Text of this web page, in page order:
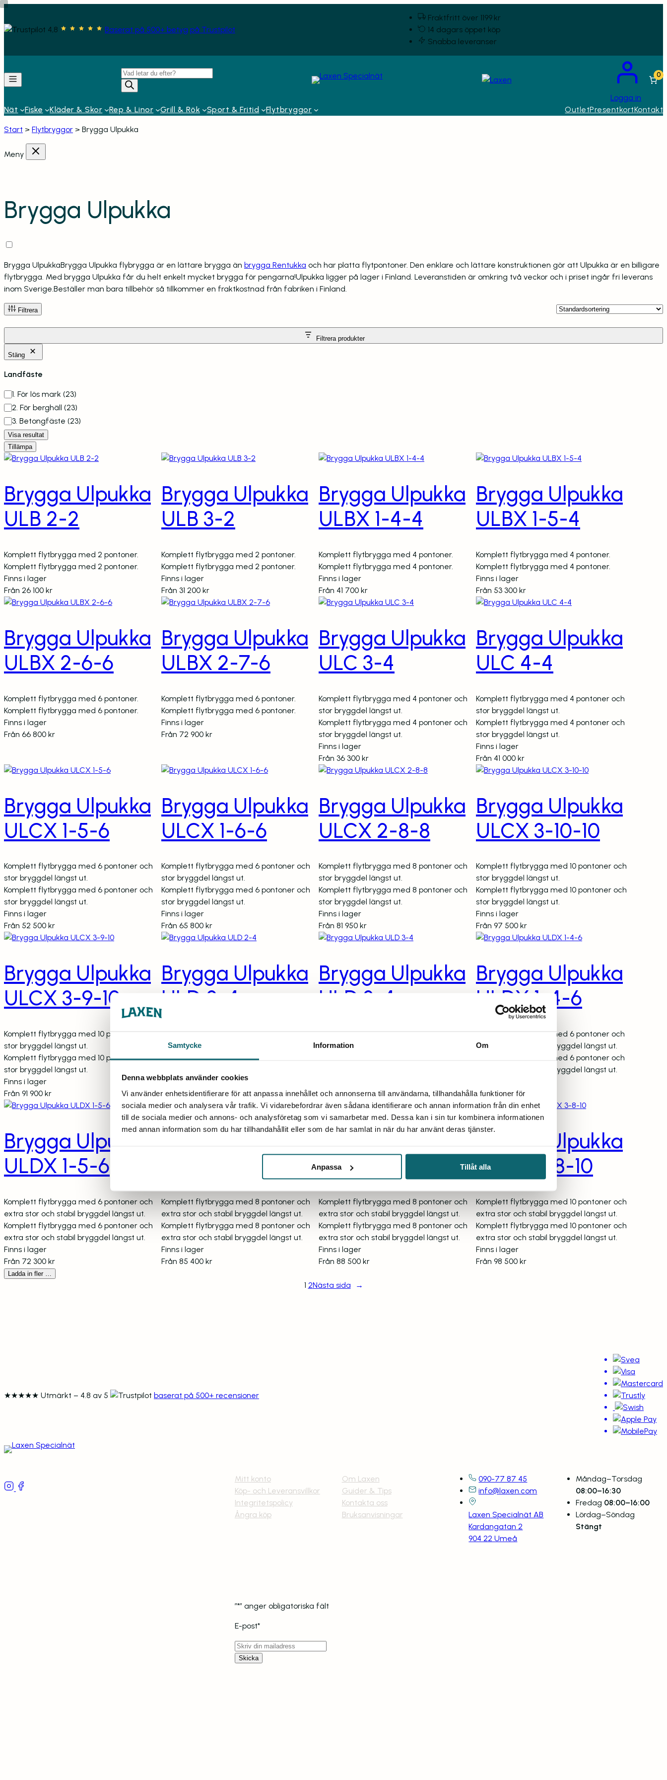
Samtycke Information Om
Denna webbplats använder cookies
Vi använder enhetsidentifierare för att anpassa innehållet och annonserna till användarna, tillhandahålla funktioner för
sociala medier och analysera vår trafik. Vi vidarebefordrar även sådana identifierare och annan information från din enhet
till de sociala medier och annons- och analysföretag som vi samarbetar med. Dessa kan i sin tur kombinera informationen
med annan information som du har tillhandahållit eller som de har samlat in när du har använt deras tjänster.
Anpassa Tillåt alla
Hoppa
innehåll
4,8 Baserat på 500+ betyg på Trustpilot
Fraktfritt över 1199 kr
14 dagars öppet köp
Snabba leveranser
Produktsökning
Logga in
0
Nät Fiske Kläder & Skor Rep & Linor Grill & Rök Sport & Fritid Flytbryggor OutletPresentkortKontakt
Start > Flytbryggor > Brygga Ulpukka
Meny
Brygga Ulpukka
Brygga UlpukkaBrygga Ulpukka flybrygga är en lättare brygga än brygga Rentukka och har platta flytpontoner. Den enklare och lättare konstruktionen gör att Ulpukka är en billigare
flytbrygga. Med brygga Ulpukka får du helt enkelt mycket brygga för pengarna!Ulpukka ligger på lager i Finland. Leveranstiden är omkring två veckor och i priset ingår fri leverans
inom Sverige.Beställer man bara tillbehör så tillkommer en fraktkostnad från fabriken i Finland.
Filtrera
Filtrera produkter
Stäng
Landfäste
Landfäste
1. För lös mark (23)
2. För berghäll (23)
3. Betongfäste (23)
Visa resultat
Tillämpa
Brygga Ulpukka
ULB 2-2
Komplett flytbrygga med 2 pontoner.
Komplett flytbrygga med 2 pontoner.
Finns i lager
Från 26 100 kr
Brygga Ulpukka
ULB 3-2
Komplett flytbrygga med 2 pontoner.
Komplett flytbrygga med 2 pontoner.
Finns i lager
Från 31 200 kr
Brygga Ulpukka
ULBX 1-4-4
Komplett flytbrygga med 4 pontoner.
Komplett flytbrygga med 4 pontoner.
Finns i lager
Från 41 700 kr
Brygga Ulpukka
ULBX 1-5-4
Komplett flytbrygga med 4 pontoner.
Komplett flytbrygga med 4 pontoner.
Finns i lager
Från 53 300 kr
Brygga Ulpukka
ULBX 2-6-6
Komplett flytbrygga med 6 pontoner.
Komplett flytbrygga med 6 pontoner.
Finns i lager
Från 66 800 kr
Brygga Ulpukka
ULBX 2-7-6
Komplett flytbrygga med 6 pontoner.
Komplett flytbrygga med 6 pontoner.
Finns i lager
Från 72 900 kr
Brygga Ulpukka
ULC 3-4
Komplett flytbrygga med 4 pontoner och
stor bryggdel längst ut.
Komplett flytbrygga med 4 pontoner och
stor bryggdel längst ut.
Finns i lager
Från 36 300 kr
Brygga Ulpukka
ULC 4-4
Komplett flytbrygga med 4 pontoner och
stor bryggdel längst ut.
Komplett flytbrygga med 4 pontoner och
stor bryggdel längst ut.
Finns i lager
Från 41 000 kr
Brygga Ulpukka
ULCX 1-5-6
Komplett flytbrygga med 6 pontoner och
stor bryggdel längst ut.
Komplett flytbrygga med 6 pontoner och
stor bryggdel längst ut.
Finns i lager
Från 52 500 kr
Brygga Ulpukka
ULCX 1-6-6
Komplett flytbrygga med 6 pontoner och
stor bryggdel längst ut.
Komplett flytbrygga med 6 pontoner och
stor bryggdel längst ut.
Finns i lager
Från 65 800 kr
Brygga Ulpukka
ULCX 2-8-8
Komplett flytbrygga med 8 pontoner och
stor bryggdel längst ut.
Komplett flytbrygga med 8 pontoner och
stor bryggdel längst ut.
Finns i lager
Från 81 950 kr
Brygga Ulpukka
ULCX 3-10-10
Komplett flytbrygga med 10 pontoner och
stor bryggdel längst ut.
Komplett flytbrygga med 10 pontoner och
stor bryggdel längst ut.
Finns i lager
Från 97 500 kr
Brygga Ulpukka
ULCX 3-9-10
Komplett flytbrygga med 10 pontoner och
stor bryggdel längst ut.
Komplett flytbrygga med 10 pontoner och
stor bryggdel längst ut.
Finns i lager
Från 91 900 kr
Brygga Ulpukka
ULD 2-4
extra stor och stabil bryggdel längst ut.
Komplett flytbrygga med 4 pontoner och
Finns i lager
Från 42 800kr
Brygga Ulpukka
ULD 3-4
extra stor och stabil bryggdel längst ut.
Från 47 300kr
Brygga Ulpukka
ULDX 1-4-6
Komplett flytbrygga med 6 pontoner och
extra stor och stabil bryggdel längst ut.
Komplett flytbrygga med 6 pontoner och
extra stor och stabil bryggdel längst ut.
Från 60 000kr
Brygga Ulpukka
ULDX 1-5-6
Komplett flytbrygga med 6 pontoner och
extra stor och stabil bryggdel längst ut.
Komplett flytbrygga med 6 pontoner och
extra stor och stabil bryggdel längst ut.
Finns i lager
Från 72 300 kr
Komplett flytbrygga med 8 pontoner och
extra stor och stabil bryggdel längst ut.
Komplett flytbrygga med 8 pontoner och
extra stor och stabil bryggdel längst ut.
Finns i lager
Från 85 400 kr
ULDX 2-7-8
Komplett flytbrygga med 8 pontoner och
extra stor och stabil bryggdel längst ut.
Komplett flytbrygga med 8 pontoner och
extra stor och stabil bryggdel längst ut.
Finns i lager
Från 88 500 kr
Brygga Ulpukka
ULDX 3-8-10
Komplett flytbrygga med 10 pontoner och
extra stor och stabil bryggdel längst ut.
Komplett flytbrygga med 10 pontoner och
extra stor och stabil bryggdel längst ut.
Finns i lager
Från 98 500 kr
Ladda in fler …
1 2Nästa sida →
★★★★★ Utmärkt – 4.8 av 5 baserat på 500+ recensioner
Mitt konto
Köp- och Leveransvillkor
Integritetspolicy
Ångra köp
Om Laxen
Guider & Tips
Kontakta oss
Bruksanvisningar
090-77 87 45
info@laxen.com
Laxen Specialnät AB
Kardangatan 2
904 22 Umeå
Måndag–Torsdag
08:00–16:30
Fredag 08:00–16:00
Lördag–Söndag
Stängt
”*” anger obligatoriska fält
E-post*